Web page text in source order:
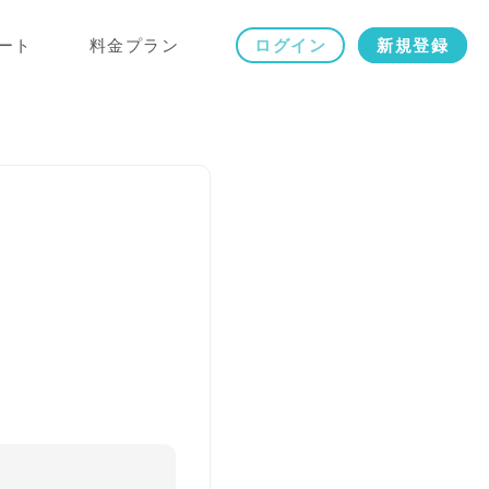
ト 料金プラン ログイン 新規登録